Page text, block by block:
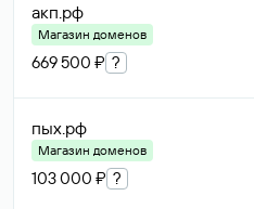
акп.рф
Магазин доменов
669 500 ₽ ?
пых.рф
Магазин доменов
103 000 ₽ ?